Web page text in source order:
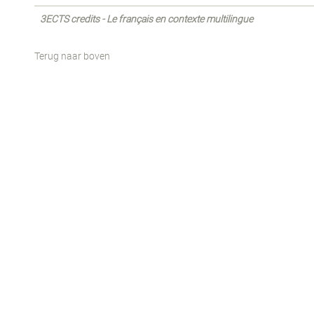
3ECTS credits - Le français en contexte multilingue
Terug naar boven